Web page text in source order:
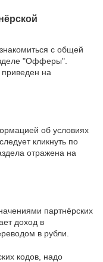
с общей
"Офферы".
на
об условиях
кликнуть по
отражена на
партнёрских
доход в
в рубли.
кодов, надо